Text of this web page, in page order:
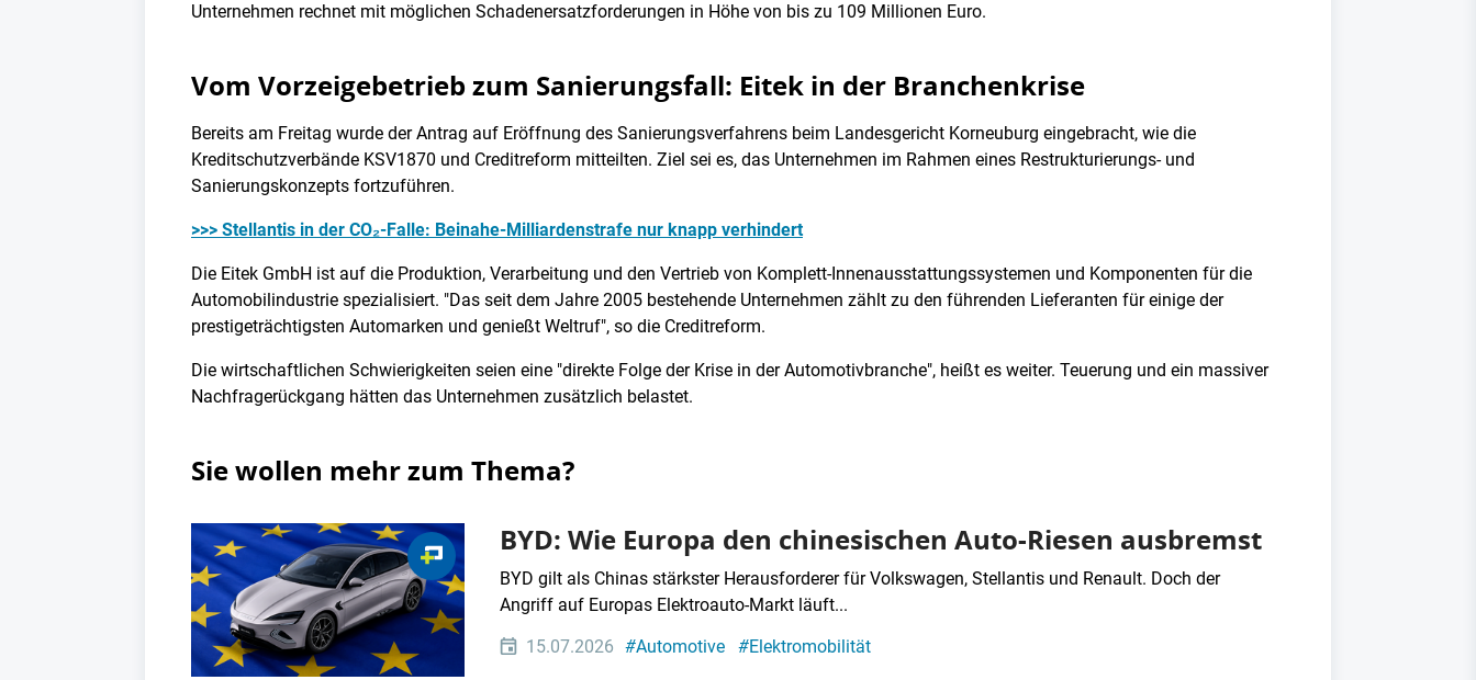
Unternehmen rechnet mit möglichen Schadenersatzforderungen in Höhe von bis zu 109 Millionen Euro.
Vom Vorzeigebetrieb zum Sanierungsfall: Eitek in der Branchenkrise
Bereits am Freitag wurde der Antrag auf Eröffnung des Sanierungsverfahrens beim Landesgericht Korneuburg eingebracht, wie die
Kreditschutzverbände KSV1870 und Creditreform mitteilten. Ziel sei es, das Unternehmen im Rahmen eines Restrukturierungs- und
Sanierungskonzepts fortzuführen.
>>> Stellantis in der CO₂-Falle: Beinahe-Milliardenstrafe nur knapp verhindert
Die Eitek GmbH ist auf die Produktion, Verarbeitung und den Vertrieb von Komplett-Innenausstattungssystemen und Komponenten für die
Automobilindustrie spezialisiert. "Das seit dem Jahre 2005 bestehende Unternehmen zählt zu den führenden Lieferanten für einige der
prestigeträchtigsten Automarken und genießt Weltruf", so die Creditreform.
Die wirtschaftlichen Schwierigkeiten seien eine "direkte Folge der Krise in der Automotivbranche", heißt es weiter. Teuerung und ein massiver
Nachfragerückgang hätten das Unternehmen zusätzlich belastet.
Sie wollen mehr zum Thema?
BYD: Wie Europa den chinesischen Auto-Riesen ausbremst
BYD gilt als Chinas stärkster Herausforderer für Volkswagen, Stellantis und Renault. Doch der
Angriff auf Europas Elektroauto-Markt läuft...
15.07.2026 #Automotive #Elektromobilität